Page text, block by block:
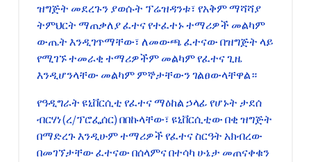
ዝግጅት መደረጉን ያወሱት ፕሬዝዳንቱ፣ የአቅም ማሻሻያ
ትምህርት ማጠቃለያ ፈተና የተፈተኑ ተማሪዎች መልካም
ውጤት እንዲገጥማቸው፣ ለመውጫ ፈተናው በዝግጅት ላይ
የሚገኙ ተመራቂ ተማሪዎችም መልካም የፈተና ጊዜ
እንዲሆንላቸው መልካም ምኞታቸውን ገልፀውላቸዋል።
የዓዲግራት ዩኒቨርሲቲ የፈተና ማዕከል ኃላፊ የሆኑት ታደሰ
ብርሃነ(ረ/ፕሮፌሰር) በበኩላቸው፣ ዩኒቨርሲቲው በቂ ዝግጅት
በማድረጉ እንዲሁም ተማሪዎች የፈተና ስርዓት አክብረው
በመገኘታቸው ፈተናው በሰላምና በተሳካ ሁኔታ መጠናቀቁን